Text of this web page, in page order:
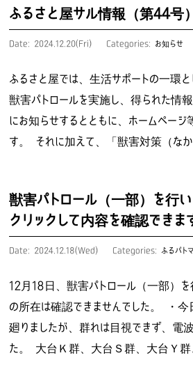
ふるさと屋サル情報（第44号
Date: 2024.12.20(Fri) Categories: お知らせ
ふるさと屋では、生活サポートの一環
獣害パトロールを実施し、得られた情
にお知らせするとともに、ホームペー
す。 それに加えて、「獣害対策（な
獣害パトロール（一部）を行
クリックして内容を確認できま
Date: 2024.12.18(Wed) Categories:ふるパト
12月18日、獣害パトロール（一部）を
の所在は確認できませんでした。 ・
廻りましたが、群れは目視できず、電
た。 大台Ｋ群、大台Ｓ群、大台Ｙ